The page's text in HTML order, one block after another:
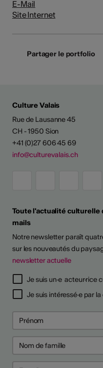
D'ARTISTES
E-Mail
Site Internet
Partager le portfolio
Culture Valais
Rue de Lausanne 45
CH - 1950 Sion
+41 (0)27 606 45 69
info@culturevalais.ch
Toute l'actualité culturelle
mails
Notre newsletter paraît
sur les nouveautés du
newsletter actuelle
Je suis un·e acteur·rice
Je suis intéressé·e par